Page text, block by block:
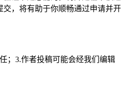
，将有助于你顺畅通过申请并开
；3.作者投稿可能会经我们编辑